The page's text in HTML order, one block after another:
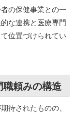
の保健事業との一
な連携と医療専門
位置づけられてい
職頼みの構造
待されたものの、